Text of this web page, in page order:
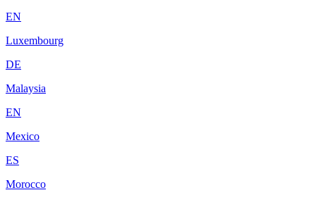
EN
Luxembourg
DE
Malaysia
EN
Mexico
ES
Morocco